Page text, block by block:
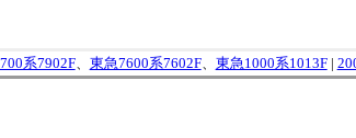
系7902F、 東急7600系7602F、 東急1000系1013F|